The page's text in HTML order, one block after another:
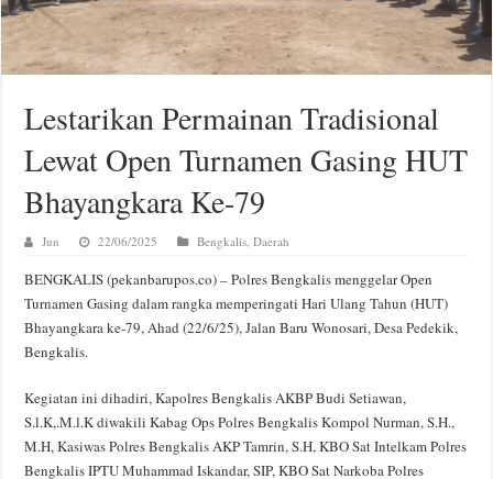
Lestarikan Permainan Tradisional
Lewat Open Turnamen Gasing HUT
Bhayangkara Ke-79
Jun 22/06/2025 Bengkalis,Daerah
BENGKALIS (pekanbarupos.co) – Polres Bengkalis menggelar Open
Turnamen Gasing dalam rangka memperingati Hari Ulang Tahun (HUT)
Bhayangkara ke-79, Ahad (22/6/25), Jalan Baru Wonosari, Desa Pedekik,
Bengkalis.
Kegiatan ini dihadiri, Kapolres Bengkalis AKBP Budi Setiawan,
S.l.K,.M.l.K diwakili Kabag Ops Polres Bengkalis Kompol Nurman, S.H.,
M.H, Kasiwas Polres Bengkalis AKP Tamrin, S.H, KBO Sat Intelkam Polres
Bengkalis IPTU Muhammad Iskandar, SIP, KBO Sat Narkoba Polres